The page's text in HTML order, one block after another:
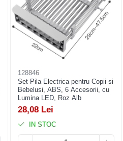
128846
Set Pila Electrica pentru Copii si
Bebelusi, ABS, 6 Accesorii, cu
Lumina LED, Roz Alb
28,08 Lei
IN STOC